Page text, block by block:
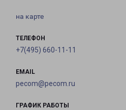
на карте
ТЕЛЕФОН
+7(495) 660-11-11
EMAIL
pecom@pecom.ru
ГРАФИК РАБОТЫ